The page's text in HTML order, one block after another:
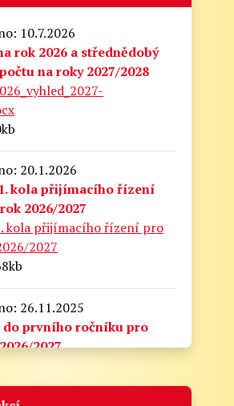
10.7.2026
rok 2026 a střednědobý
na roky 2027/2028
20.1.2026
kola přijímacího řízení
2026/2027
kola přijímacího řízení pro
2027
26.11.2025
do prvního ročníku pro
2027